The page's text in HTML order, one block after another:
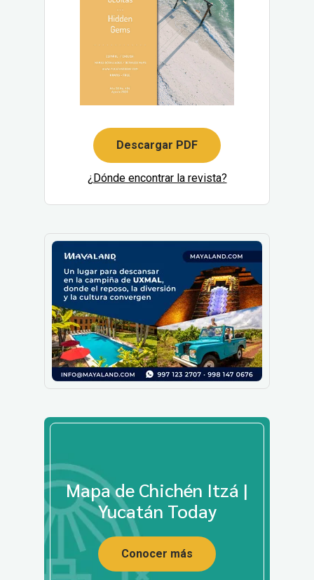
Descargar PDF
¿Dónde encontrar la revista?
Mapa de Chichén Itzá |
Yucatán Today
Conocer más